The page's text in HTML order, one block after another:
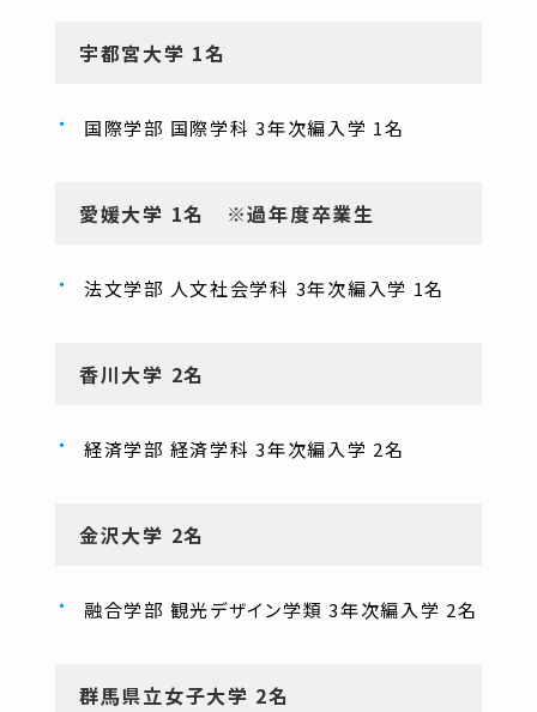
宇都宮大学 1名
国際学部 国際学科 3年次編入学 1名
愛媛大学 1名 ※過年度卒業生
法文学部 人文社会学科 3年次編入学 1名
香川大学 2名
経済学部 経済学科 3年次編入学 2名
金沢大学 2名
融合学部 観光デザイン学類 3年次編入学 2名
群馬県立女子大学 2名